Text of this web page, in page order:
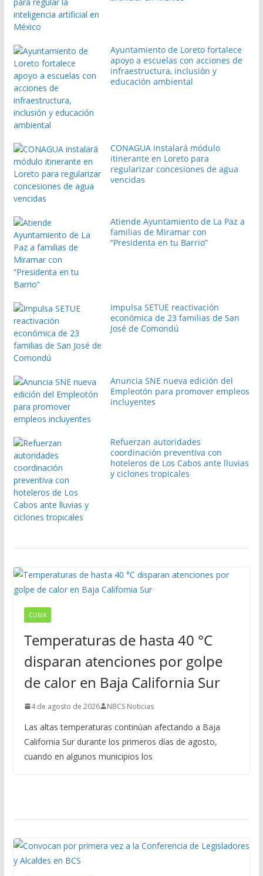
Ayuntamiento de Loreto fortalece
apoyo a escuelas con acciones de
infraestructura, inclusión y
educación ambiental
CONAGUA instalará módulo
itinerante en Loreto para
regularizar concesiones de agua
vencidas
Atiende Ayuntamiento de La Paz a
familias de Miramar con
“Presidenta en tu Barrio”
Impulsa SETUE reactivación
económica de 23 familias de San
José de Comondú
Anuncia SNE nueva edición del
Empleotón para promover empleos
incluyentes
Refuerzan autoridades
coordinación preventiva con
hoteleros de Los Cabos ante lluvias
y ciclones tropicales
CLIMA
Temperaturas de hasta 40 °C
disparan atenciones por golpe
de calor en Baja California Sur
4 de agosto de 2026 NBCS Noticias
Las altas temperaturas continúan afectando a Baja
California Sur durante los primeros días de agosto,
cuando en algunos municipios los